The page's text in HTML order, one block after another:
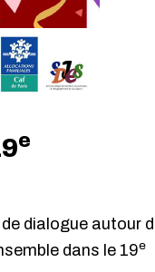
e
dialogue autour
dans le 19e